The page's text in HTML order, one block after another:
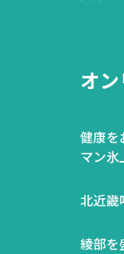
オ
健康を
マン氷
北近畿
綾部を